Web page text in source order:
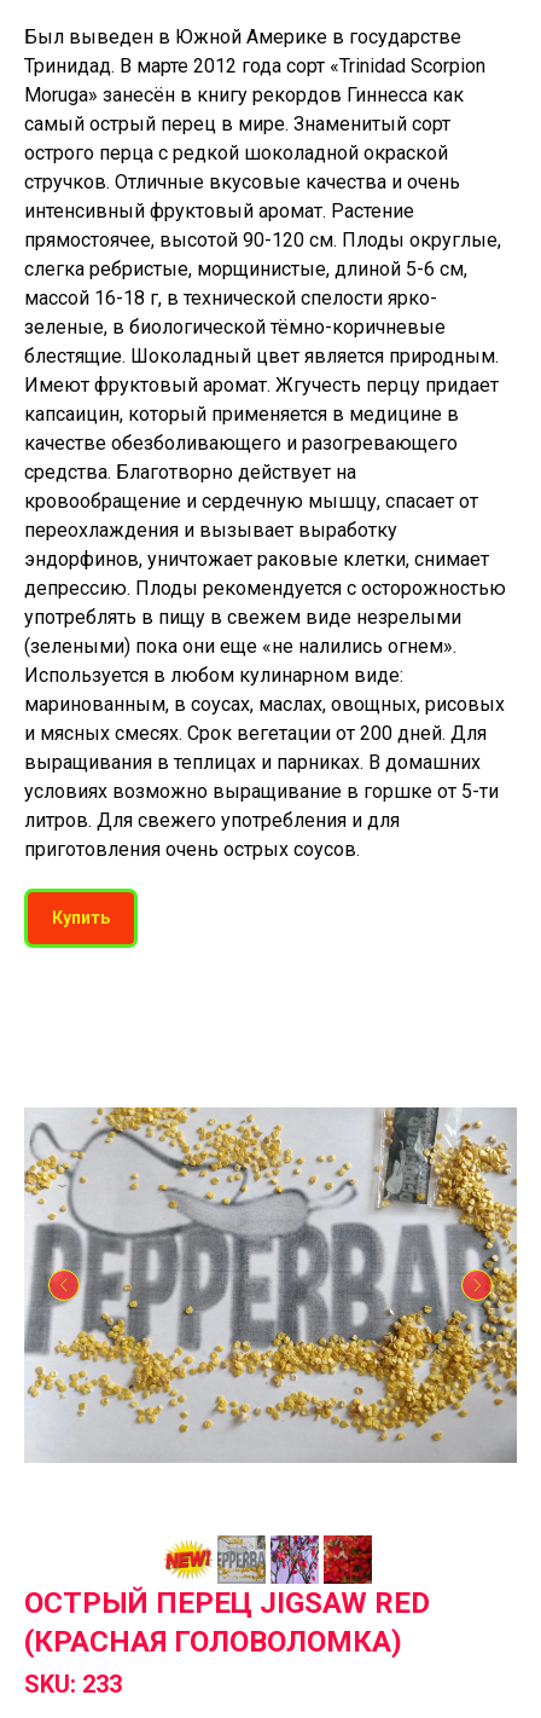
Был выведен в Южной Америке в государстве
Тринидад. В марте 2012 года сорт «Trinidad Scorpion
Moruga» занесён в книгу рекордов Гиннесса как
самый острый перец в мире. Знаменитый сорт
острого перца с редкой шоколадной окраской
стручков. Отличные вкусовые качества и очень
интенсивный фруктовый аромат. Растение
прямостоячее, высотой 90-120 см. Плоды округлые,
слегка ребристые, морщинистые, длиной 5-6 см,
массой 16-18 г, в технической спелости ярко-
зеленые, в биологической тёмно-коричневые
блестящие. Шоколадный цвет является природным.
Имеют фруктовый аромат. Жгучесть перцу придает
капсаицин, который применяется в медицине в
качестве обезболивающего и разогревающего
средства. Благотворно действует на
кровообращение и сердечную мышцу, спасает от
переохлаждения и вызывает выработку
эндорфинов, уничтожает раковые клетки, снимает
депрессию. Плоды рекомендуется с осторожностью
употреблять в пищу в свежем виде незрелыми
(зелеными) пока они еще «не налились огнем».
Используется в любом кулинарном виде:
маринованным, в соусах, маслах, овощных, рисовых
и мясных смесях. Срок вегетации от 200 дней. Для
выращивания в теплицах и парниках. В домашних
условиях возможно выращивание в горшке от 5-ти
литров. Для свежего употребления и для
приготовления очень острых соусов.
Купить
ОСТРЫЙ ПЕРЕЦ JIGSAW RED
(КРАСНАЯ ГОЛОВОЛОМКА)
SKU: 233